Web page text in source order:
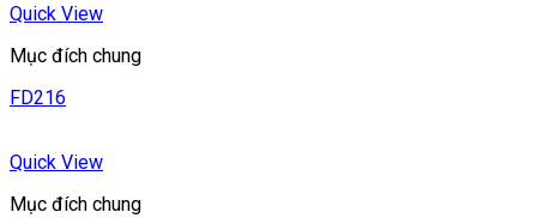
Quick View
Mục đích chung
FD216
Quick View
Mục đích chung